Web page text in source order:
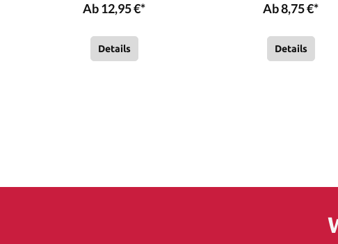
Ab 12,95 €*
Details
Ab 8,75 €*
Details